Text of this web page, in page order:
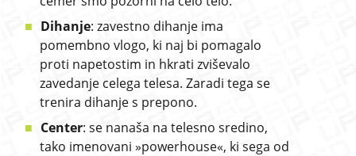
Dihanje: zavestno dihanje ima
pomembno vlogo, ki naj bi pomagalo
proti napetostim in hkrati zviševalo
zavedanje celega telesa. Zaradi tega se
trenira dihanje s prepono.
Center: se nanaša na telesno sredino,
tako imenovani »powerhouse«, ki sega od